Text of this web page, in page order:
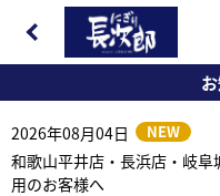
2026年08月04日 NEW
和歌山平井店・長浜店・岐
用のお客様へ